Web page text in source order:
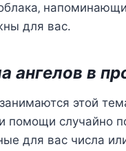
для ваc.
ангeлoв в
этой
случайно
для вас числа